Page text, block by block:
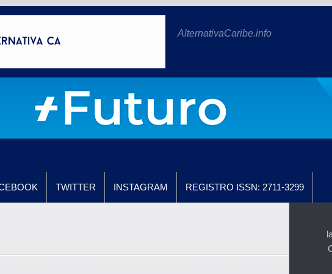
AlternativaCaribe.info
TWITTER INSTAGRAM REGISTRO ISSN: 2711-3299